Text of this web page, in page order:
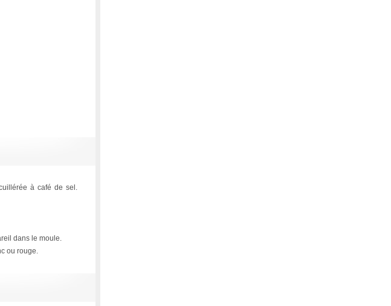
à café de sel.
dans le moule.
ou rouge.